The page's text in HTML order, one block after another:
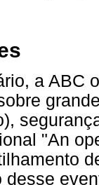
a ABC
"An
desse